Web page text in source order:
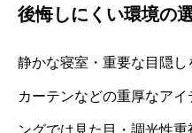
後悔しにくい環境の
静かな寝室・重要な目隠
カーテンなどの重厚なア
ングでは見た目・調光性